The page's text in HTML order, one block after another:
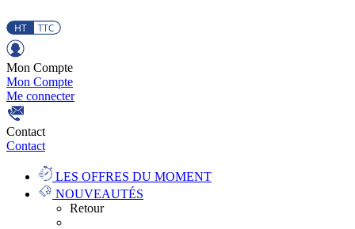
Mon Compte
Mon Compte
Me connecter
Contact
Contact
LES OFFRES DU MOMENT
NOUVEAUTÉS
Retour